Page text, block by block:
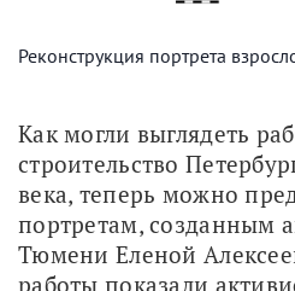
Реконструкция портрета
Как могли выглядеть
строительство
века, теперь можно
портретам, созданным
Тюмени Еленой
работы показали